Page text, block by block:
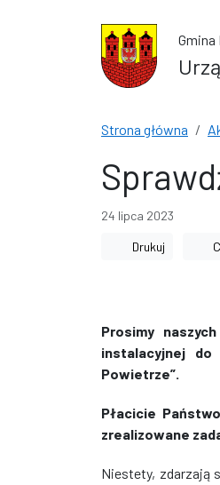
Przejdź do wyszukiwarki
Gmina
Strona główna
24 lipca 2023
Drukuj
Prosimy
instalacyjnej do
Powietrze”.
Płacicie
zrealizowane
Niestety, zdarzają